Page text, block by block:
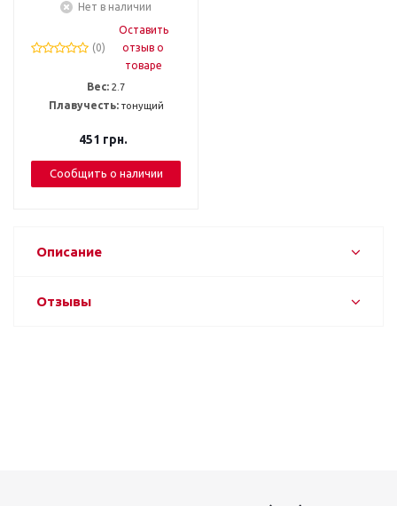
Нет в наличии
(0)
Оставить
отзыв о
товаре
Вес: 2.7
Плавучесть: тонущий
451 грн.
Сообщить о наличии
Описание
Отзывы